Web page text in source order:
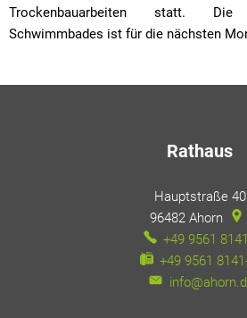
Trockenbauarbeiten statt.
Schwimmbades ist für die nächsten
Rathaus
Hauptstraße 40
96482 Ahorn
+49 9561
+49 9561